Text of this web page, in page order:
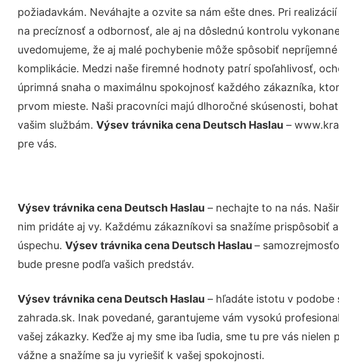
požiadavkám. Neváhajte a ozvite sa nám ešte dnes. Pri
na precíznosť a odbornosť, ale aj na dôslednú kontrolu
uvedomujeme, že aj malé pochybenie môže spôsobiť
komplikácie. Medzi naše firemné hodnoty patrí spoľahlivosť,
úprimná snaha o maximálnu spokojnosť každého zákazníka,
prvom mieste. Naši pracovníci majú dlhoročné skúsenosti,
vašim službám. Výsev trávnika cena Deutsch Haslau –
pre vás.
Výsev trávnika cena Deutsch Haslau – nechajte to na nás.
nim pridáte aj vy. Každému zákazníkovi sa snažíme
úspechu. Výsev trávnika cena Deutsch Haslau –
bude presne podľa vašich predstáv.
Výsev trávnika cena Deutsch Haslau – hľadáte istotu v podobe
zahrada.sk. Inak povedané, garantujeme vám vysokú
vašej zákazky. Keďže aj my sme iba ľudia, sme tu pre vás
vážne a snažíme sa ju vyriešiť k vašej spokojnosti.